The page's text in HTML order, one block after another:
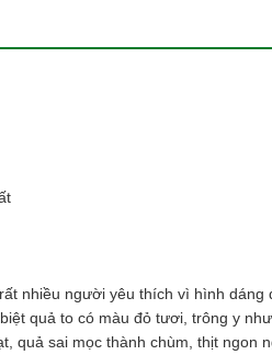
nhiều người yêu thích vì hình dáng
quả to có màu đỏ tươi, trông y
quả sai mọc thành chùm, thịt ngon